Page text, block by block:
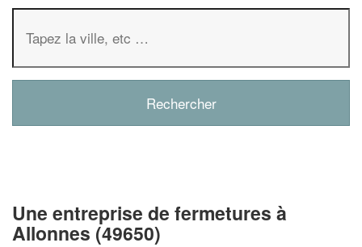
Une entreprise de fermetures à
Allonnes (49650)
✕
Vous êtes un
professionnel ?
En savoir plus